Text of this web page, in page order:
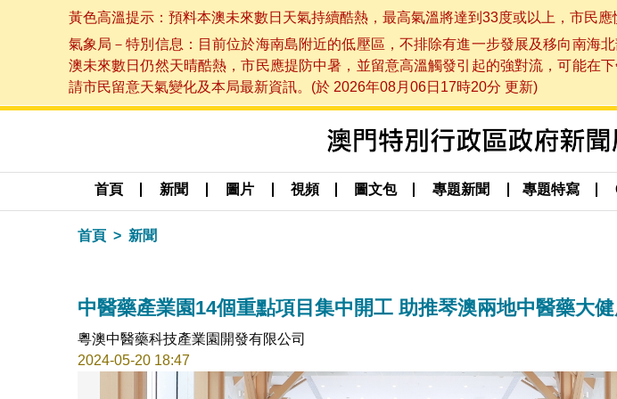
黃色高溫提示：預料本澳未來數日天氣持續酷熱，最高氣溫將達到33度或以上，市民
氣象局－特別信息：目前位於海南島附近的低壓區，不排除有進一步發展及移向南海
澳未來數日仍然天晴酷熱，市民應提防中暑，並留意高溫觸發引起的強對流，可能在
請市民留意天氣變化及本局最新資訊。(於 2026年08月06日17時20分 更新)
首頁 新聞 圖片 視頻 圖文包 專題新聞 專題特寫
首頁 新聞
中醫藥產業園14個重點項目集中開工 助推琴澳兩地中醫藥大
粵澳中醫藥科技產業園開發有限公司
2024-05-20 18:47